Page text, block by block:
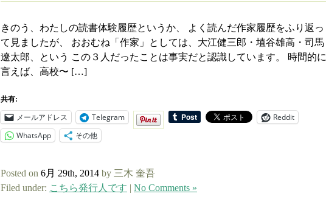
きのう、わたしの読書体験履歴というか、 よく読んだ作家履歴をふり返っ
て見ましたが、 おおむね「作家」としては、大江健三郎・埴谷雄高・司馬
遼太郎、という この３人だったことは事実だと認識しています。 時間的に
言えば、高校〜 […]
共有:
メールアドレス Telegram
Reddit
WhatsApp
その他
Posted on 6月 29th, 2014 by 三木 奎吾
Filed under: こちら発行人です | No Comments »